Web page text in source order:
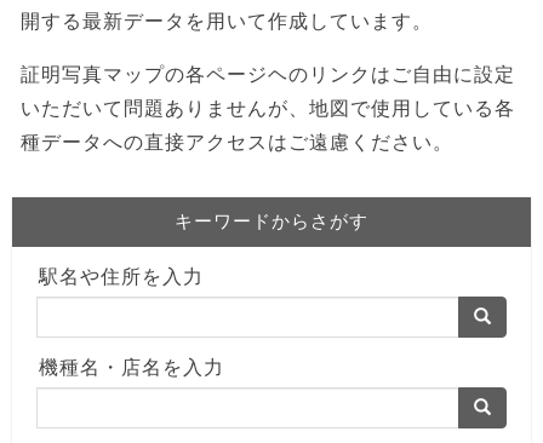
開する最新データを用いて作成しています。
証明写真マップの各ページヘのリンクはご自由に設定
いただいて問題ありませんが、地図で使用している各
種データへの直接アクセスはご遠慮ください。
キーワードからさがす
駅名や住所を入力
機種名・店名を入力